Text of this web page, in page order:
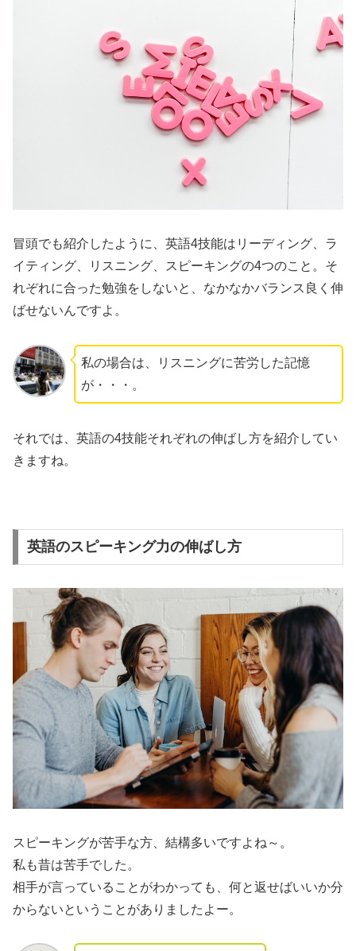
冒頭でも紹介したように、英語4技能はリーディング、ラ
イティング、リスニング、スピーキングの4つのこと。そ
れぞれに合った勉強をしないと、なかなかバランス良く伸
ばせないんですよ。
私の場合は、リスニングに苦労した記憶
が・・・。
それでは、英語の4技能それぞれの伸ばし方を紹介してい
きますね。
英語のスピーキング力の伸ばし方
スピーキングが苦手な方、結構多いですよね～。
私も昔は苦手でした。
相手が言っていることがわかっても、何と返せばいいか分
からないということがありましたよー。